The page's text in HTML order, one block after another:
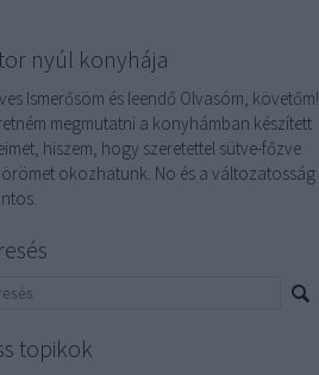
nyúl konyhája
Ismerősöm és leendő Olvasóm, követőm!
megmutatni a konyhámban készített
hiszem, hogy szeretettel sütve-főzve
okozhatunk. No és a változatosság
topikok